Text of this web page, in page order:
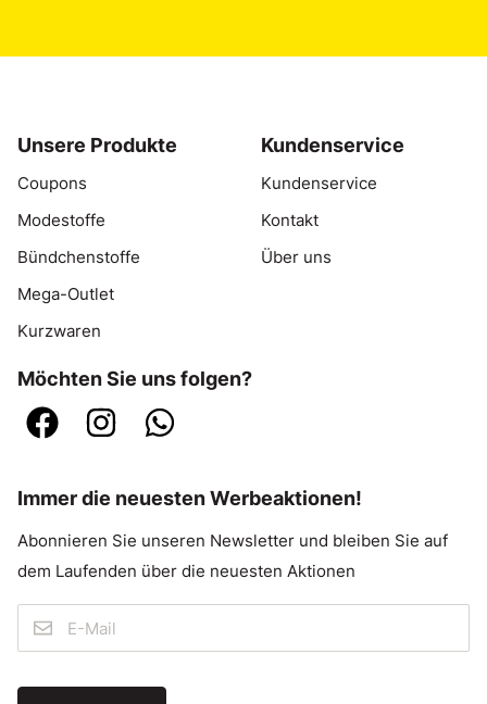
Unsere Produkte
Coupons
Modestoffe
Bündchenstoffe
Mega-Outlet
Kurzwaren
Kundenservice
Kundenservice
Kontakt
Über uns
Möchten Sie uns folgen?
Immer die neuesten Werbeaktionen!
Abonnieren Sie unseren Newsletter und bleiben Sie auf
dem Laufenden über die neuesten Aktionen